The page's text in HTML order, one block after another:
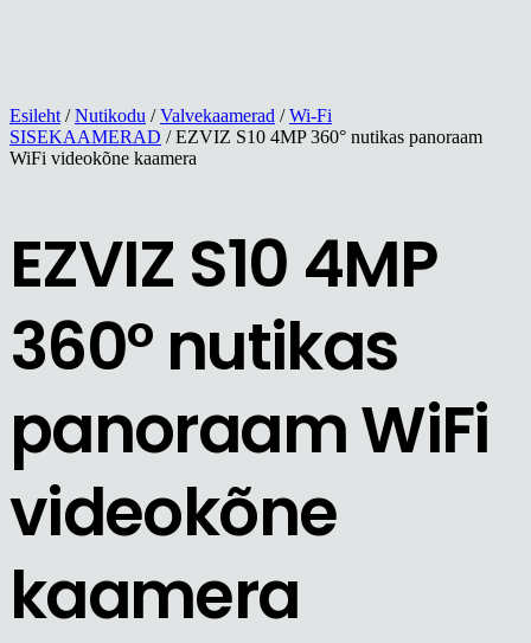
Esileht /Nutikodu /Valvekaamerad /Wi-Fi
SISEKAAMERAD / EZVIZ S10 4MP 360° nutikas panoraam
WiFi videokõne kaamera
EZVIZ S10 4MP
360° nutikas
panoraam WiFi
videokõne
kaamera